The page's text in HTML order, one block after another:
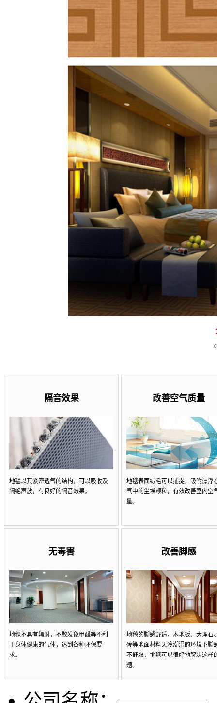
隔音效果
地毯以其紧密透气的结构，可以吸收及
隔绝声波，有良好的隔音效果。
改善空气质量
地毯表面绒毛可以捕捉，吸附漂浮
气中的尘埃颗粒，有效改善室内空
量。
无毒害
地毯不具有辐射，不散发象甲醛等不利
于身体健康的气体，达到各种环保要
求。
改善脚感
地毯的脚感舒适，木地板、大理石
砖等地面材料天冷潮湿的环境下脚
不舒服，地毯可以很好地解决这样
题。